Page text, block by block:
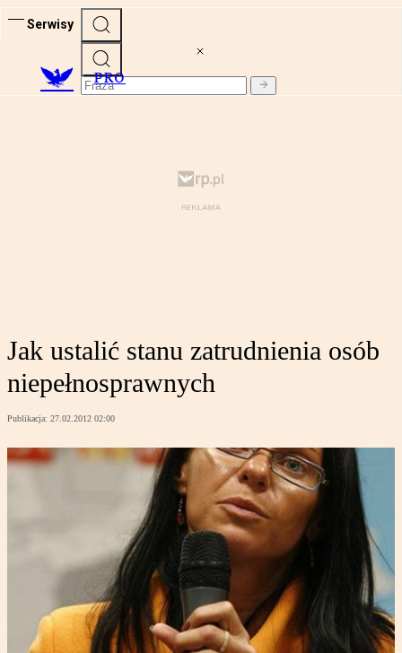
Serwisy
PRO
Jak ustalić stanu zatrudnienia osób
niepełnosprawnych
Publikacja: 27.02.2012 02:00